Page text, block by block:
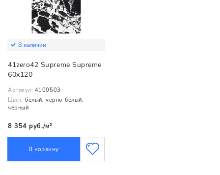
В наличии
41zero42 Supreme Supreme
60x120
Артикул: 4100503
Цвет: белый, черно-белый,
черный
8 354 руб./м²
В корзину